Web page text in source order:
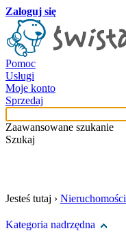
Zaloguj się
Pomoc
Usługi
Moje konto
Sprzedaj
Zaawansowane szukanie
Szukaj
Jesteś tutaj › Nieruchomości
Kategoria nadrzędna